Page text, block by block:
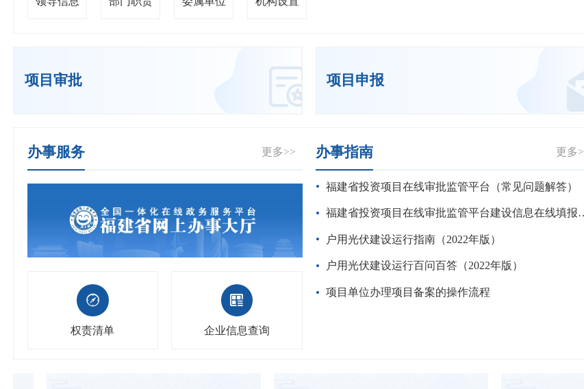
项目审批 项目申报
办事服务 更多>>
权责清单 企业信息查询
办事指南 更多>
福建省投资项目在线审批监管平台（常见问题解答）
福建省投资项目在线审批监管平台建设信息在线填报操作指南
户用光伏建设运行指南（2022年版）
户用光伏建设运行百问百答（2022年版）
项目单位办理项目备案的操作流程